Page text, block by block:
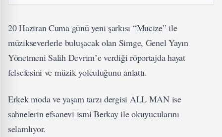
20 Haziran Cuma günü yeni şarkısı “Mucize” ile
müzikseverlerle buluşacak olan Simge, Genel Yayın
Yönetmeni Salih Devrim’e verdiği röportajda hayat
felsefesini ve müzik yolculuğunu anlattı.
Erkek moda ve yaşam tarzı dergisi ALL MAN ise
sahnelerin efsanevi ismi Berkay ile okuyucularını
selamlıyor.